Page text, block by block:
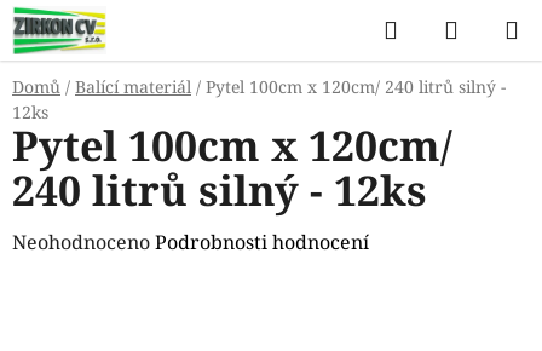
Přejít
na
obsah
Hledat
KOŠÍK
Domů / Balící materiál / Pytel 100cm x 120cm/ 240 litrů silný -
12ks
Pytel 100cm x 120cm/
240 litrů silný - 12ks
Průměrné
NeohodnocenoPodrobnosti hodnocení